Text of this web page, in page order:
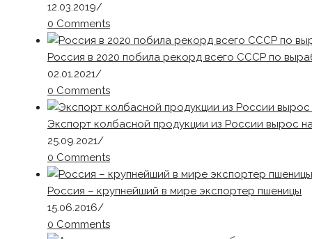
12.03.2019/
0 Comments
Россия в 2020 побила рекорд всего СССР по
02.01.2021/
0 Comments
Экспорт колбасной продукции из России вырос
25.09.2021/
0 Comments
Россия – крупнейший в мире экспортер пшеницы
15.06.2016/
0 Comments